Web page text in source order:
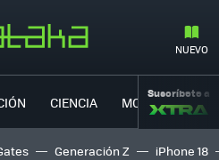
NUEVO
CIENCIA MOVILIDAD
Suscríbete a
Generación Z iPhone 18